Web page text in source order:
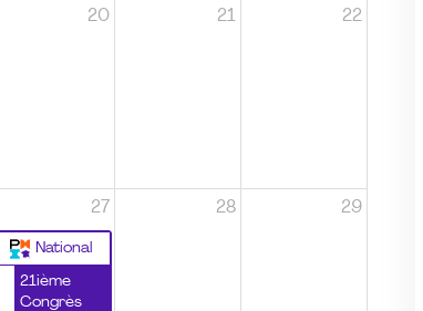
20 21 22
27
National
21ième
Congrès
28 29